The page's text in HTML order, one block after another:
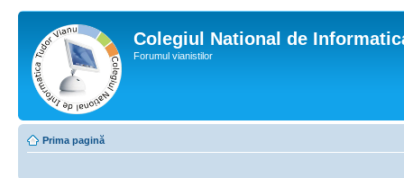
Colegiul National de
Forumul vianistilor
Prima pagină